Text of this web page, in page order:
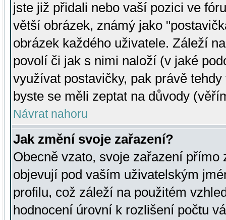
jste již přidali nebo vaší pozici ve
větší obrázek, známý jako
obrázek každého uživatele. Záleží
povolí či jak s nimi naloží (v jaké
využívat postavičky, pak právě
byste se měli zeptat na důvody
Návrat nahoru
Jak změní svoje zařazení?
Obecně vzato, svoje zařazení přímo
objevují pod vaším uživatelským
profilu, což záleží na použitém
hodnocení úrovní k rozlišení počtu